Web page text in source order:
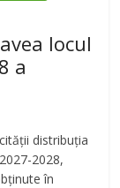
locul
a
distribuția
2028,
în